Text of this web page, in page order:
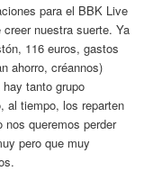
para el BBK Live
nuestra suerte. Ya
116 euros, gastos
ahorro, créannos)
tanto grupo
al tiempo, los reparten
queremos perder
pero que muy